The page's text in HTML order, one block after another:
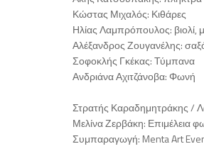
Κώστας Μιχαλός: Κιθάρες
Ηλίας Λαμπρόπουλος: βιολί,
Αλέξανδρος Ζουγανέλης:
Σοφοκλής Γκέκας: Τύμπανα
Ανδριάνα Αχιτζάνοβα: Φωνή
Στρατής Καραδημητράκης /
Μελίνα Ζερβάκη: Επιμέλεια
Συμπαραγωγή: Menta Art